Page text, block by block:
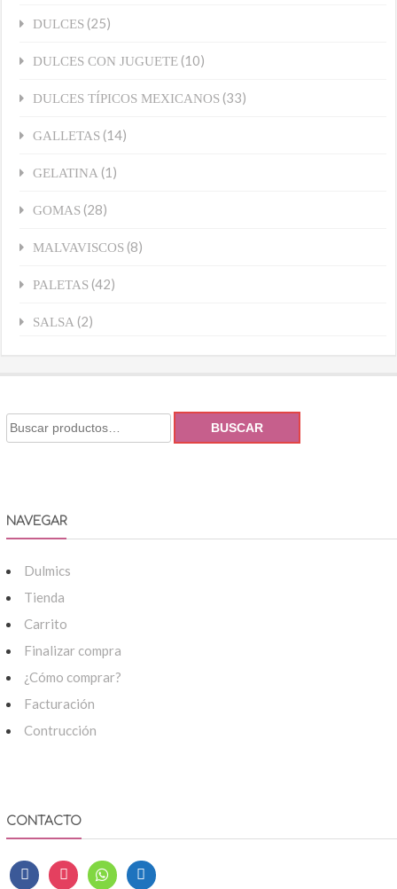
DULCES (25)
DULCES CON JUGUETE (10)
DULCES TÍPICOS MEXICANOS (33)
GALLETAS (14)
GELATINA (1)
GOMAS (28)
MALVAVISCOS (8)
PALETAS (42)
SALSA (2)
BUSCAR
NAVEGAR
Dulmics
Tienda
Carrito
Finalizar compra
¿Cómo comprar?
Facturación
Contrucción
CONTACTO